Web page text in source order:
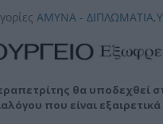
ΑΜΥΝΑ - ΔΙΠΛΩΜΑΤΙΑ,
θα υποδεχθεί
που είναι